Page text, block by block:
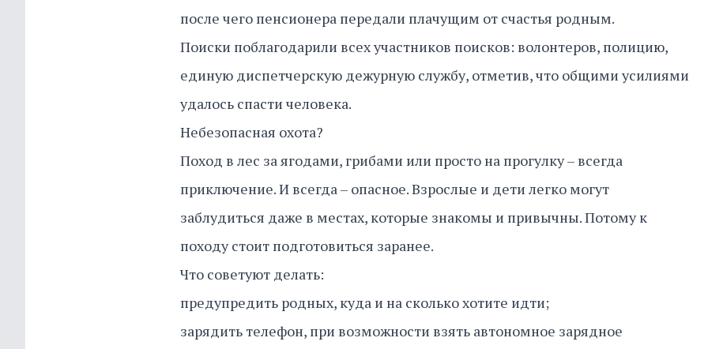
после чего пенсионера передали плачущим от счастья родным.
Поиски поблагодарили всех участников поисков: волонтеров, полицию,
единую диспетчерскую дежурную службу, отметив, что общими усилиями
удалось спасти человека.
Небезопасная охота?
Поход в лес за ягодами, грибами или просто на прогулку – всегда
приключение. И всегда – опасное. Взрослые и дети легко могут
заблудиться даже в местах, которые знакомы и привычны. Потому к
походу стоит подготовиться заранее.
Что советуют делать:
предупредить родных, куда и на сколько хотите идти;
зарядить телефон, при возможности взять автономное зарядное